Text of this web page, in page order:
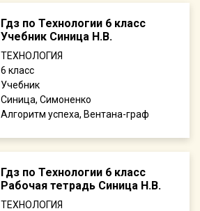
Гдз по Технологии 6 класс
Учебник Синица Н.В.
ТЕХНОЛОГИЯ
6
Учебник
Синица, Симоненко
Алгоритм успеха, Вентана-граф
Гдз по Технологии 6 класс
Рабочая тетрадь Синица Н.В.
ТЕХНОЛОГИЯ